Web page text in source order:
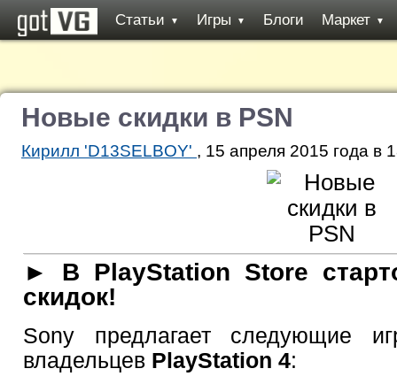
Статьи ▼ Игры ▼ Блоги Маркет ▼
Новые скидки в PSN
Кирилл 'D13SELBOY' , 15 апреля 2015 года в
► В PlayStation Store
скидок!
Sony предлагает следующие
владельцев PlayStation 4: